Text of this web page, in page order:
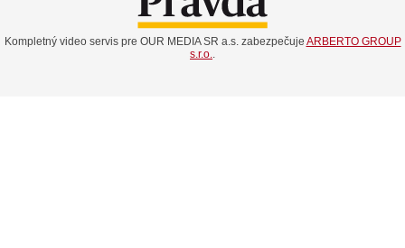
Kompletný video servis pre OUR MEDIA SR a.s. zabezpečuje ARBERTO GROUP
s.r.o..